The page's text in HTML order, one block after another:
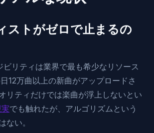
ストがゼロで止まるの
リティは業界で最も希少なリソース
12万曲以上の新曲がアップロードさ
リティだけでは楽曲が浮上しないとい
でも触れたが、アルゴリズムという
い。